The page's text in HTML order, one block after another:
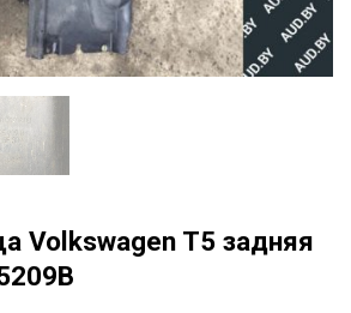
Volkswagen T5 задняя